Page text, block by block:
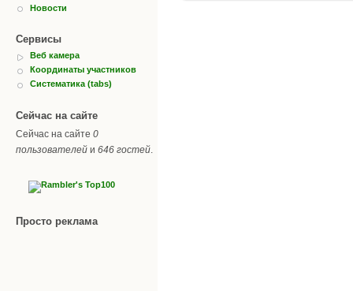
Новости
Сервисы
Веб камера
Координаты участников
Систематика (tabs)
Сейчас на сайте
Сейчас на сайте 0
пользователей и 646 гостей.
Просто реклама